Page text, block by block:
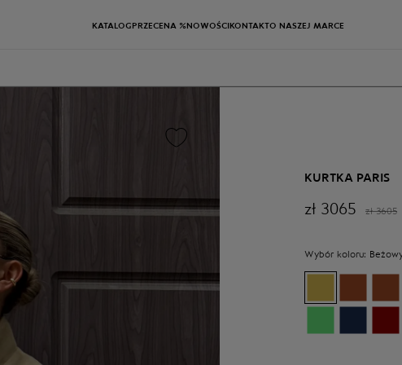
KATALOG PRZECENA %NOWOŚCIKONTAKTO NASZEJ MARCE
KURTKA PARIS
zł 3065 zł 3605
Wybór koloru: